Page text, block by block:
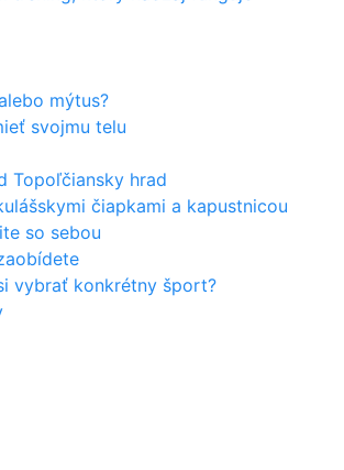
mýtus?
svojmu telu
Topoľčiansky hrad
čiapkami a kapustnicou
so sebou
vybrať konkrétny šport?